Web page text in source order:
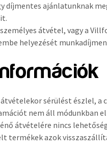
díjmentes ajánlatunknak
személyes átvétel, vagy a
helyezését
sérülést észlel, a
nem áll módunkban
átvételére nincs
termékek azok